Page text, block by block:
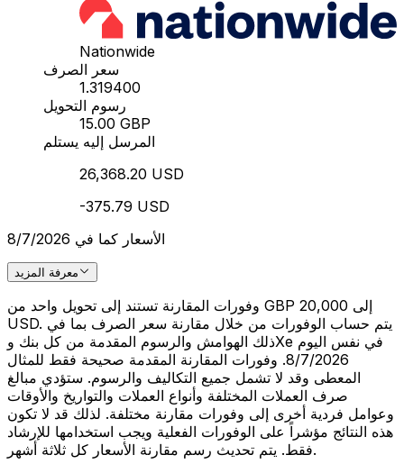
Nationwide
سعر الصرف
1.319400
رسوم التحويل
15.00 GBP
المرسل إليه يستلم
26,368.20 USD
-375.79 USD
الأسعار كما في 8/7/2026
معرفة المزيد
وفورات المقارنة تستند إلى تحويل واحد من GBP 20,000 إلى
USD. يتم حساب الوفورات من خلال مقارنة سعر الصرف بما في
ذلك الهوامش والرسوم المقدمة من كل بنك وXe في نفس اليوم
8/7/2026. وفورات المقارنة المقدمة صحيحة فقط للمثال
المعطى وقد لا تشمل جميع التكاليف والرسوم. ستؤدي مبالغ
صرف العملات المختلفة وأنواع العملات والتواريخ والأوقات
وعوامل فردية أخرى إلى وفورات مقارنة مختلفة. لذلك قد لا تكون
هذه النتائج مؤشراً على الوفورات الفعلية ويجب استخدامها للإرشاد
فقط. يتم تحديث رسم مقارنة الأسعار كل ثلاثة أشهر.